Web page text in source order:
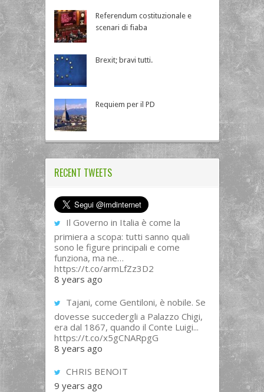
Referendum costituzionale e
scenari di fiaba
Brexit; bravi tutti.
Requiem per il PD
RECENT TWEETS
Il Governo in Italia è come la
primiera a scopa: tutti sanno quali
sono le figure principali e come
funziona, ma ne…
https://t.co/armLfZz3D2
8 years ago
Tajani, come Gentiloni, è nobile. Se
dovesse succedergli a Palazzo Chigi,
era dal 1867, quando il Conte Luigi...
https://t.co/x5gCNARpgG
8 years ago
CHRIS BENOIT
9 years ago